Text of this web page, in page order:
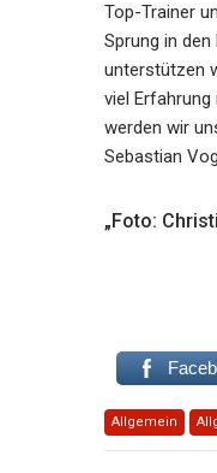
Top-Trainer
Sprung in
unterstützen
viel
werden wir
Sebastian
„Foto:
Allgemein